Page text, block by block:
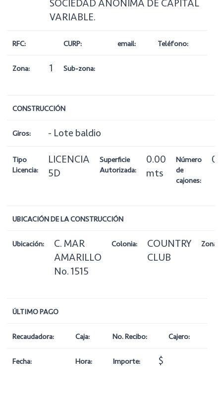
SOCIEDAD ANONIMA DE CAPITAL
VARIABLE.
RFC: CURP: email: Teléfono:
Zona: 1 Sub-zona:
CONSTRUCCIÓN
Giros: - Lote baldio
Tipo
Licencia:
LICENCIA
5D
Superficie
Autorizada:
0.00
mts
Número
de
cajones:
0
UBICACIÓN DE LA CONSTRUCCIÓN
Ubicación:
C. MAR
AMARILLO
No. 1515
Colonia:
COUNTRY
CLUB
Zona:
ÚLTIMO PAGO
Recaudadora: Caja: No. Recibo: Cajero:
Fecha: Hora: Importe: $